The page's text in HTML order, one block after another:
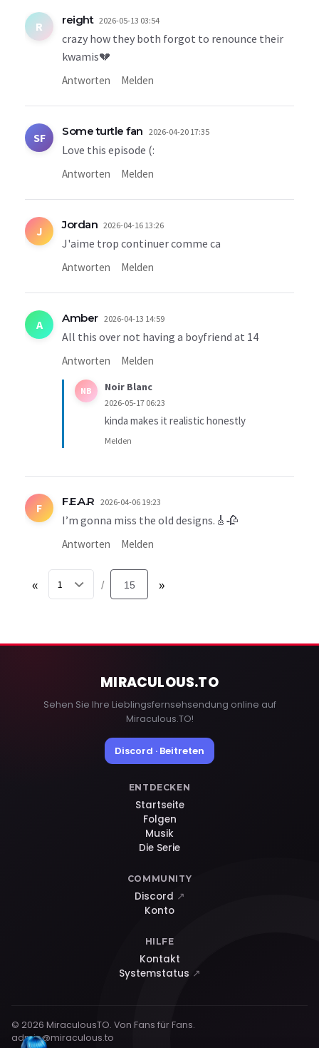
R reight 2026-05-13 03:54
crazy how they both forgot to renounce their
kwamis💔
Antworten Melden
SF Some turtle fan 2026-04-20 17:35
Love this episode (:
Antworten Melden
J Jordan 2026-04-16 13:26
J'aime trop continuer comme ca
Antworten Melden
A Amber 2026-04-13 14:59
All this over not having a boyfriend at 14
Antworten Melden
NB Noir Blanc
2026-05-17 06:23
kinda makes it realistic honestly
Melden
F F.E.A.R 2026-04-06 19:23
I’m gonna miss the old designs.🎸🥀
Antworten Melden
« / 15 »
MIRACULOUS.TO
Sehen Sie Ihre Lieblingsfernsehsendung online auf
Miraculous.TO!
Discord · Beitreten
ENTDECKEN
Startseite
Folgen
Musik
Die Serie
COMMUNITY
Discord ↗
Konto
HILFE
Kontakt
Systemstatus ↗
© 2026 MiraculousTO. Von Fans für Fans.
admin@miraculous.to